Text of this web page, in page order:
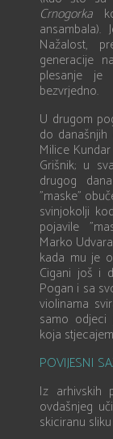
Crnogorka
Nažalost,
generacije
plesanje je
bezvrjedno.
U drugom
do
Milice
Grišnik; u
drugog
”maske”
svinjokolji
pojavile
Marko
kada mu je
Cigani još i
Pogan i sa
violinama
samo odjeci
koja
POVIJESNI
Iz arhivskih
ovdašnjeg
skiciranu